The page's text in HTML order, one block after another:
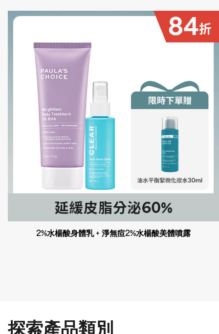
2%水楊酸身體乳 + 淨無痘2%水楊酸美體噴露
探索產品類別